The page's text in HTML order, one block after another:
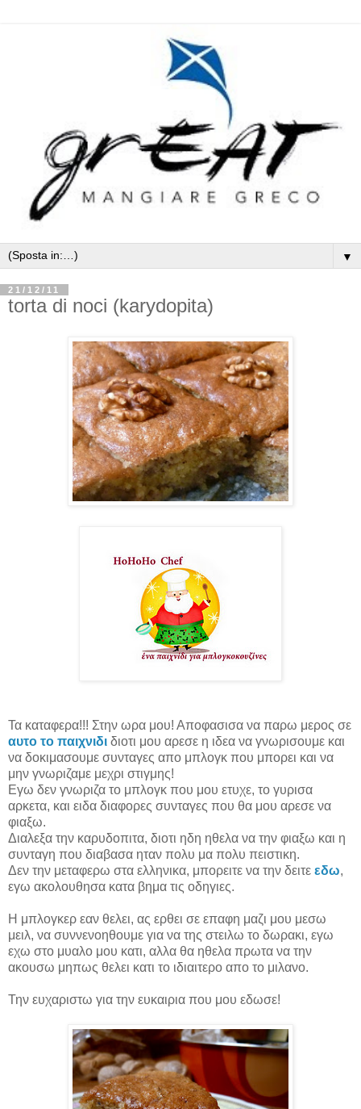
▼
21/12/11
torta di noci (karydopita)
Τα καταφερα!!! Στην ωρα μου! Αποφασισα να παρω μερος σε
αυτο το παιχνιδι διοτι μου αρεσε η ιδεα να γνωρισουμε και
να δοκιμασουμε συνταγες απο μπλογκ που μπορει και να
μην γνωριζαμε μεχρι στιγμης!
Εγω δεν γνωριζα το μπλογκ που μου ετυχε, το γυρισα
αρκετα, και ειδα διαφορες συνταγες πoυ θα μου αρεσε να
φιαξω.
Διαλεξα την καρυδοπιτα, διοτι ηδη ηθελα να την φιαξω και η
συνταγη που διαβασα ηταν πολυ μα πολυ πειστικη.
Δεν την μεταφερω στα ελληνικα, μπορειτε να την δειτε εδω,
εγω ακολουθησα κατα βημα τις οδηγιες.
Η μπλογκερ εαν θελει, ας ερθει σε επαφη μαζι μου μεσω
μειλ, να συννενοηθουμε για να της στειλω το δωρακι, εγω
εχω στο μυαλο μου κατι, αλλα θα ηθελα πρωτα να την
ακουσω μηπως θελει κατι το ιδιαιτερο απο το μιλανο.
Την ευχαριστω για την ευκαιρια που μου εδωσε!